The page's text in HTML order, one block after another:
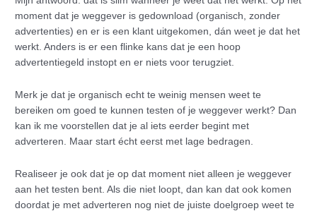
moment dat je weggever is gedownload (organisch, zonder
advertenties) en er is een klant uitgekomen, dán weet je dat het
werkt. Anders is er een flinke kans dat je een hoop
advertentiegeld instopt en er niets voor terugziet.
Merk je dat je organisch echt te weinig mensen weet te
bereiken om goed te kunnen testen of je weggever werkt? Dan
kan ik me voorstellen dat je al iets eerder begint met
adverteren. Maar start écht eerst met lage bedragen.
Realiseer je ook dat je op dat moment niet alleen je weggever
aan het testen bent. Als die niet loopt, dan kan dat ook komen
doordat je met adverteren nog niet de juiste doelgroep weet te